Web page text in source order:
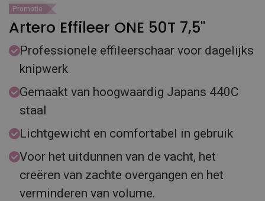
Promotie
Artero Effileer ONE 50T 7,5''
Professionele effileerschaar voor dagelijks
knipwerk
Gemaakt van hoogwaardig Japans 440C
staal
Lichtgewicht en comfortabel in gebruik
Voor het uitdunnen van de vacht, het
creëren van zachte overgangen en het
verminderen van volume.